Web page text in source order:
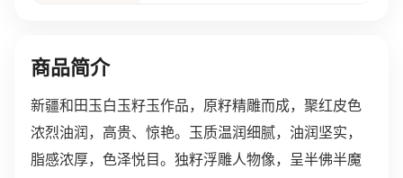
商品简介
新疆和田玉白玉籽玉作品，原籽精雕而成，聚红皮色
浓烈油润，高贵、惊艳。玉质温润细腻，油润坚实，
脂感浓厚，色泽悦目。独籽浮雕人物像，呈半佛半魔